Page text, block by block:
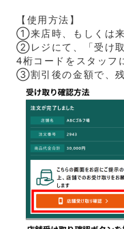
【使用方法】
①来店時、もしくは来
②レジにて、「受け
4桁コードをスタッフ
③割引後の金額で、残